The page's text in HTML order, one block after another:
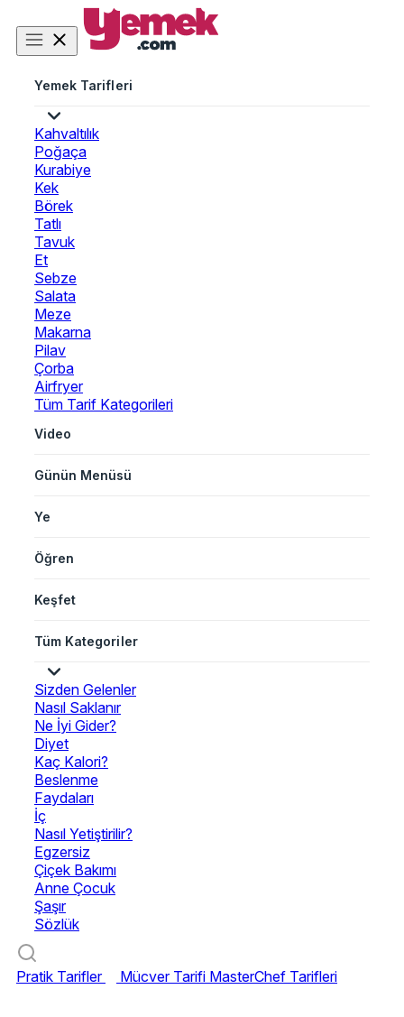
Yemek Tarifleri
Kahvaltılık
Poğaça
Kurabiye
Kek
Börek
Tatlı
Tavuk
Et
Sebze
Salata
Meze
Makarna
Pilav
Çorba
Airfryer
Tüm Tarif Kategorileri
Video
Günün Menüsü
Ye
Öğren
Keşfet
Tüm Kategoriler
Sizden Gelenler
Nasıl Saklanır
Ne İyi Gider?
Diyet
Kaç Kalori?
Beslenme
Faydaları
İç
Nasıl Yetiştirilir?
Egzersiz
Çiçek Bakımı
Anne Çocuk
Şaşır
Sözlük
Pratik Tarifler Mücver Tarifi MasterChef Tarifleri